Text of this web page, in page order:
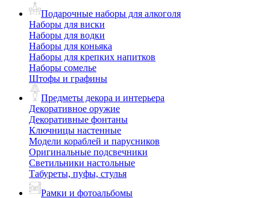
Подарочные наборы для алкоголя
Наборы для виски
Наборы для водки
Наборы для коньяка
Наборы для крепких напитков
Наборы сомелье
Штофы и графины
Предметы декора и интерьера
Декоративное оружие
Декоративные фонтаны
Ключницы настенные
Модели кораблей и парусников
Оригинальные подсвечники
Светильники настольные
Табуреты, пуфы, стулья
Рамки и фотоальбомы